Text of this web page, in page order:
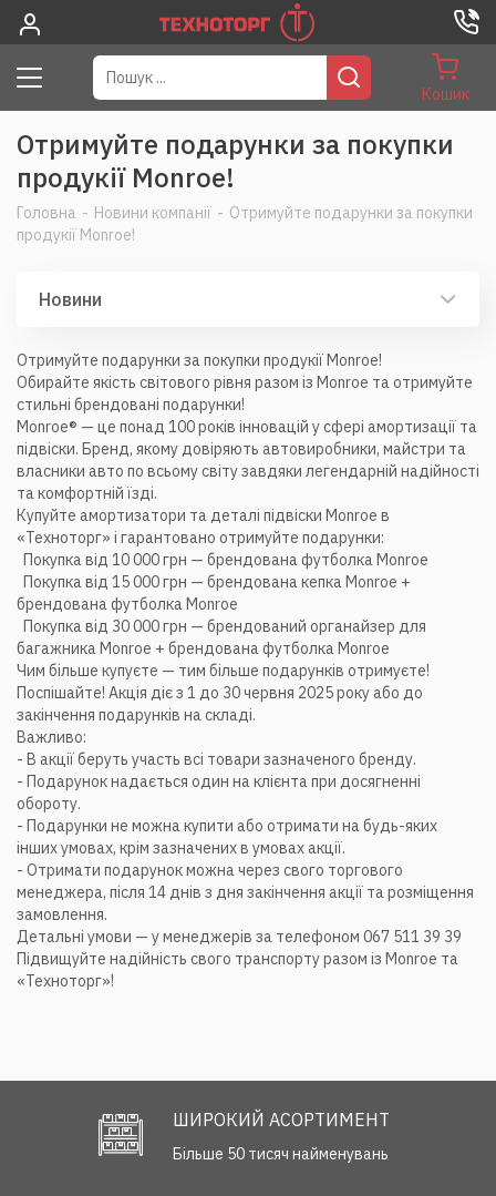
Кошик
Отримуйте подарунки за покупки
продукії Monroe!
Головна - Новини компанії - Отримуйте подарунки за покупки
продукії Monroe!
Новини
Отримуйте подарунки за покупки продукії Monroe!
Обирайте якість світового рівня разом із Monroe та отримуйте
стильні брендовані подарунки!
Monroe® — це понад 100 років інновацій у сфері амортизації та
підвіски. Бренд, якому довіряють автовиробники, майстри та
власники авто по всьому світу завдяки легендарній надійності
та комфортній їзді.
Купуйте амортизатори та деталі підвіски Monroe в
«Техноторг» і гарантовано отримуйте подарунки:
Покупка від 10 000 грн — брендована футболка Monroe
Покупка від 15 000 грн — брендована кепка Monroe +
брендована футболка Monroe
Покупка від 30 000 грн — брендований органайзер для
багажника Monroe + брендована футболка Monroe
Чим більше купуєте — тим більше подарунків отримуєте!
Поспішайте! Акція діє з 1 до 30 червня 2025 року або до
закінчення подарунків на складі.
Важливо:
- В акції беруть участь всі товари зазначеного бренду.
- Подарунок надається один на клієнта при досягненні
обороту.
- Подарунки не можна купити або отримати на будь-яких
інших умовах, крім зазначених в умовах акції.
- Отримати подарунок можна через свого торгового
менеджера, після 14 днів з дня закінчення акції та розміщення
замовлення.
Детальні умови — у менеджерів за телефоном 067 511 39 39
Підвищуйте надійність свого транспорту разом із Monroe та
«Техноторг»!
ШИРОКИЙ АСОРТИМЕНТ
Більше 50 тисяч найменувань